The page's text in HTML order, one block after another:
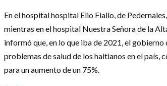
En el hospital hospital Elio Fiallo, de
mientras en el hospital Nuestra Señora de la
informó que, en lo que iba de 2021, el
problemas de salud de los haitianos en el país,
para un aumento de un 75%.